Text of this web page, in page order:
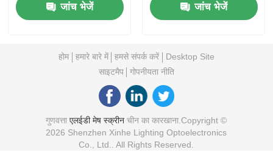
मेष स्क्रीन जांच भेजें
वॉटरप्रूफ बड़ा आउटडोर
डिस्प्ले
जांच भेजें
होम हमारे बारे में हमसे संपर्क करें
Desktop Site
साइटमैप
गोपनीयता नीति
गुणवत्ताएलईडी मेष स्क्रीन चीन का कारखाना.Copyright ©
2026 Shenzhen Xinhe Lighting Optoelectronics
Co., Ltd.. All Rights Reserved.